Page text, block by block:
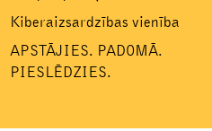
Kiberaizsardzības vienība
APSTĀJIES. PADOMĀ.
PIESLĒDZIES.